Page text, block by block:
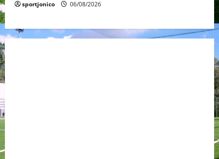
sportjonico 06/08/2026